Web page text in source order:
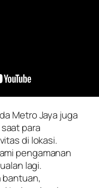
Metro Jaya juga
para
di lokasi.
pengamanan
lagi.
bantuan,